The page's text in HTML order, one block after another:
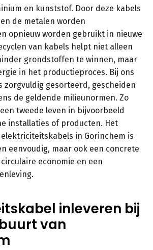
en kunststof. Door deze kabels
de metalen worden
opnieuw worden gebruikt in nieuwe
van kabels helpt niet alleen
grondstoffen te winnen, maar
in het productieproces. Bij ons
zorgvuldig gesorteerd, gescheiden
de geldende milieunormen. Zo
tweede leven in bijvoorbeeld
installaties of producten. Het
in Gorinchem is
eenvoudig, maar ook een concrete
economie en een
inleveren bij
van